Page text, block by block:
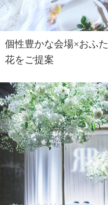
個性豊かな会場×おふ
花をご提案